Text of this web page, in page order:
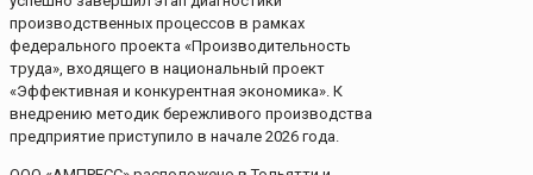
производственных процессов в рамках
федерального проекта «Производительность
труда», входящего в национальный проект
«Эффективная и конкурентная экономика». К
внедрению методик бережливого производства
предприятие приступило в начале 2026 года.